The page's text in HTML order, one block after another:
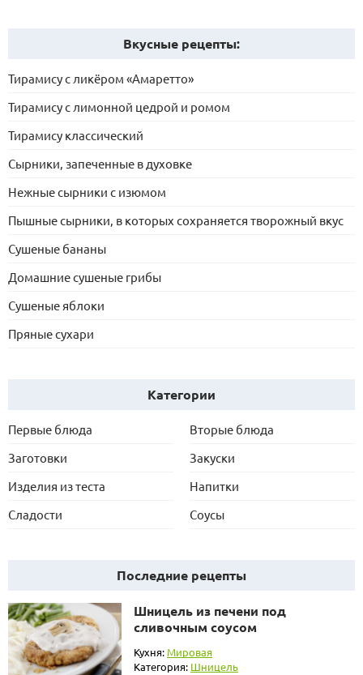
Вкусные рецепты:
Тирамису с ликёром «Амаретто»
Тирамису с лимонной цедрой и ромом
Тирамису классический
Сырники, запеченные в духовке
Нежные сырники с изюмом
Пышные сырники, в которых сохраняется творожный вкус
Сушеные бананы
Домашние сушеные грибы
Сушеные яблоки
Пряные сухари
Категории
Первые блюда
Вторые блюда
Заготовки
Закуски
Изделия из теста
Напитки
Сладости
Соусы
Последние рецепты
Шницель из печени под
сливочным соусом
Кухня: Мировая
Категория: Шницель